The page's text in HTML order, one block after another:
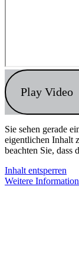
Play Video
Sie sehen gerade
eigentlichen Inhalt
beachten Sie, dass
Inhalt entsperren
Weitere